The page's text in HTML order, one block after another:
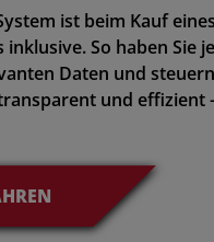
ist beim Kauf
So haben Sie
Daten und
und effizient